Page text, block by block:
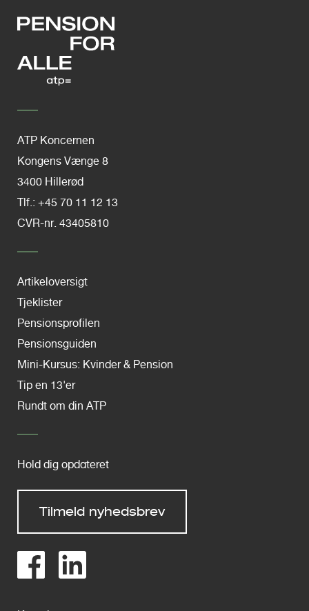
ATP Koncernen
Kongens Vænge 8
3400 Hillerød
Tlf.: +45 70 11 12 13
CVR-nr. 43405810
Artikeloversigt
Tjeklister
Pensionsprofilen
Pensionsguiden
Mini-Kursus: Kvinder & Pension
Tip en 13'er
Rundt om din ATP
Hold dig opdateret
Tilmeld nyhedsbrev